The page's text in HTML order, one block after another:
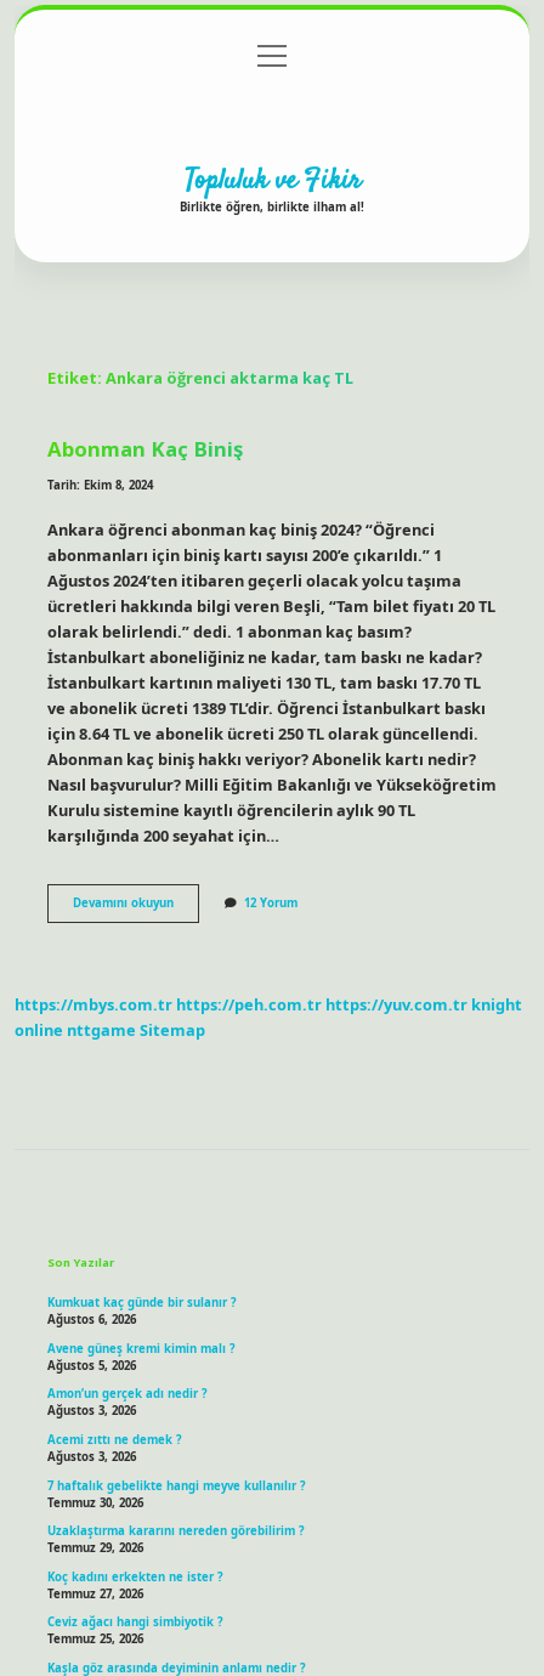
Gizlilik Politikası
menüyü
aç
Topluluk ve Fikir
Birlikte öğren, birlikte ilham al!
Etiket: Ankara öğrenci aktarma kaç TL
Abonman Kaç Biniş
Tarih: Ekim 8, 2024
Ankara öğrenci abonman kaç biniş 2024? “Öğrenci
abonmanları için biniş kartı sayısı 200’e çıkarıldı.” 1
Ağustos 2024’ten itibaren geçerli olacak yolcu taşıma
ücretleri hakkında bilgi veren Beşli, “Tam bilet fiyatı 20 TL
olarak belirlendi.” dedi. 1 abonman kaç basım?
İstanbulkart aboneliğiniz ne kadar, tam baskı ne kadar?
İstanbulkart kartının maliyeti 130 TL, tam baskı 17.70 TL
ve abonelik ücreti 1389 TL’dir. Öğrenci İstanbulkart baskı
için 8.64 TL ve abonelik ücreti 250 TL olarak güncellendi.
Abonman kaç biniş hakkı veriyor? Abonelik kartı nedir?
Nasıl başvurulur? Milli Eğitim Bakanlığı ve Yükseköğretim
Kurulu sistemine kayıtlı öğrencilerin aylık 90 TL
karşılığında 200 seyahat için…
Devamını okuyunAbonman
Kaç
12 Yorum
https://mbys.com.tr https://peh.com.tr https://yuv.com.tr knight
online nttgame Sitemap
Son Yazılar
Kumkuat kaç günde bir sulanır ?
Ağustos 6, 2026
Avene güneş kremi kimin malı ?
Ağustos 5, 2026
Amon’un gerçek adı nedir ?
Ağustos 3, 2026
Acemi zıttı ne demek ?
Ağustos 3, 2026
7 haftalık gebelikte hangi meyve kullanılır ?
Temmuz 30, 2026
Uzaklaştırma kararını nereden görebilirim ?
Temmuz 29, 2026
Koç kadını erkekten ne ister ?
Temmuz 27, 2026
Ceviz ağacı hangi simbiyotik ?
Temmuz 25, 2026
Kaşla göz arasında deyiminin anlamı nedir ?